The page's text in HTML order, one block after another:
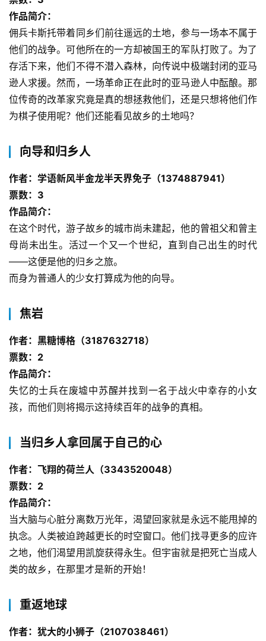
作品简介：
佣兵卡斯托带着同乡们前往遥远的土地，参与一场本不属于
他们的战争。可他所在的一方却被国王的军队打败了。为了
存活下来，他们不得不潜入森林，向传说中极端封闭的亚马
逊人求援。然而，一场革命正在此时的亚马逊人中酝酿。那
位传奇的改革家究竟是真的想拯救他们，还是只想将他们作
为棋子使用呢？他们还能看见故乡的土地吗？
向导和归乡人
作者：学语新风半金龙半天界免子（1374887941）
票数：3
作品简介：
在这个时代，游子故乡的城市尚未建起，他的曾祖父和曾主
母尚未出生。活过一个又一个世纪，直到自己出生的时代
——这便是他的归乡之旅。
而身为普通人的少女打算成为他的向导。
焦岩
作者：黑糖博格（3187632718）
票数：2
作品简介：
失忆的士兵在废墟中苏醒并找到一名于战火中幸存的小女
孩，而他们则将揭示这持续百年的战争的真相。
当归乡人拿回属于自己的心
作者：飞翔的荷兰人（3343520048）
票数：2
作品简介：
当大脑与心脏分离数万光年，渴望回家就是永远不能甩掉的
执念。人类被迫跨越更长的时空窗口。他们找寻更多的应许
之地，他们渴望用凯旋获得永生。但宇宙就是把死亡当成人
类的故乡，在那里才是新的开始！
重返地球
作者：犹大的小狮子（2107038461）